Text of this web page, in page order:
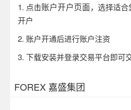
1. 点击账户开户页面，选择适
开户
2. 账户开通后进行账户注资
3. 下载安装并登录交易平台即可
FOREX 嘉盛集团